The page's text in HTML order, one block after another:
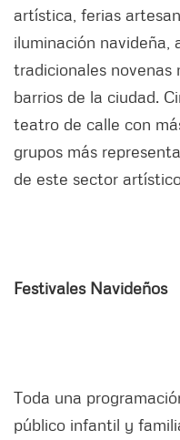
artística, ferias
iluminación navideña,
tradicionales novenas
barrios de la ciudad.
teatro de calle con
grupos más
de este sector
Festivales Navideños
Toda una
público infantil y